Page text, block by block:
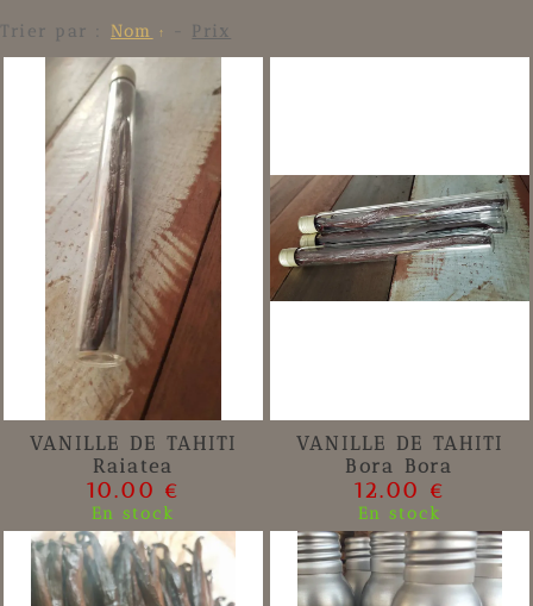
Trier par : Nom Prix
VANILLE DE TAHITI
Raiatea
10.00 €
En stock
VANILLE DE TAHITI
Bora Bora
12.00 €
En stock